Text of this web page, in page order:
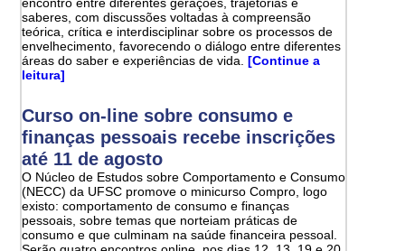
saberes, com discussões voltadas à compreensão
teórica, crítica e interdisciplinar sobre os processos de
envelhecimento, favorecendo o diálogo entre diferentes
áreas do saber e experiências de vida. [Continue a
leitura]
Curso on-line sobre consumo e
finanças pessoais recebe inscrições
até 11 de agosto
O Núcleo de Estudos sobre Comportamento e Consumo
(NECC) da UFSC promove o minicurso Compro, logo
existo: comportamento de consumo e finanças
pessoais, sobre temas que norteiam práticas de
consumo e que culminam na saúde financeira pessoal.